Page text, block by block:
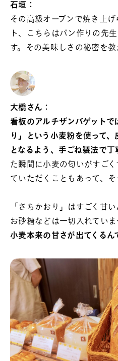
石垣：
その高級オーブンで焼き上
ト、こちらはパン作りの先
す。その美味しさの秘密を
大橋さん：
看板のアルチザンバゲットで
り」という小麦粉を使って
となるよう、手ごね製法で丁
た瞬間に小麦の匂いがすご
ていただくこともあって、
「さちかおり」はすごく甘
お砂糖などは一切入れていま
小麦本来の甘さが出てくるん